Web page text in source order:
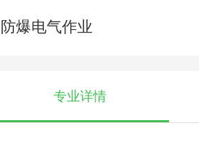
防爆电气作业
专业详情